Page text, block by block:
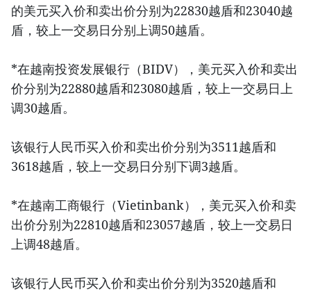
的美元买入价和卖出价分别为22830越盾和23040越
盾，较上一交易日分别上调50越盾。
*在越南投资发展银行（BIDV），美元买入价和卖出
价分别为22880越盾和23080越盾，较上一交易日上
调30越盾。
该银行人民币买入价和卖出价分别为3511越盾和
3618越盾，较上一交易日分别下调3越盾。
*在越南工商银行（Vietinbank），美元买入价和卖
出价分别为22810越盾和23057越盾，较上一交易日
上调48越盾。
该银行人民币买入价和卖出价分别为3520越盾和